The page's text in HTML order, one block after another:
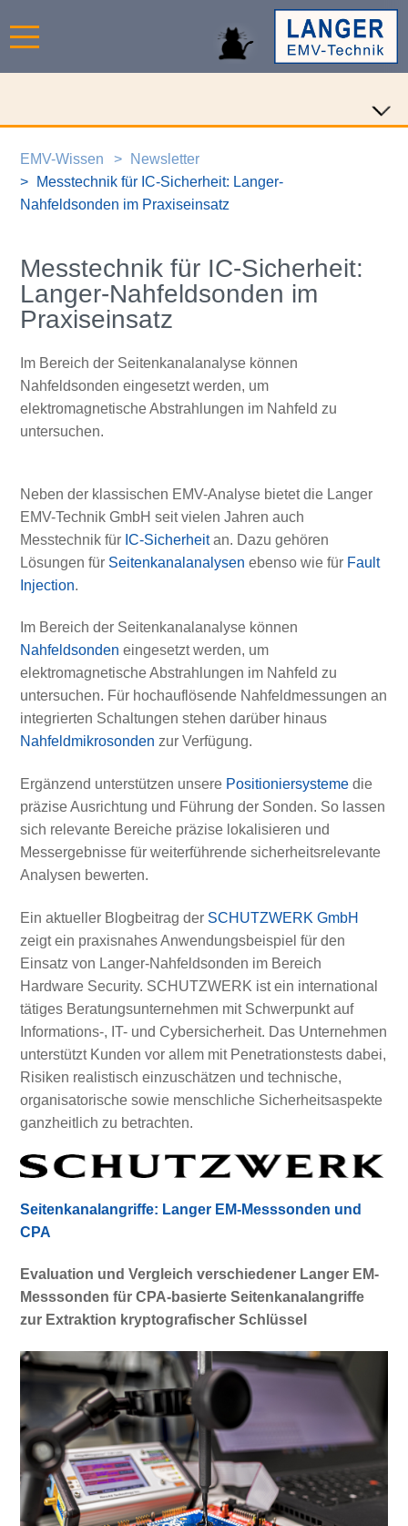
EMV-Wissen
Newsletter
Messtechnik für IC-Sicherheit: Langer-
Nahfeldsonden im Praxiseinsatz
Messtechnik für IC-Sicherheit:
Langer-Nahfeldsonden im
Praxiseinsatz
Im Bereich der Seitenkanalanalyse können
Nahfeldsonden eingesetzt werden, um
elektromagnetische Abstrahlungen im Nahfeld zu
untersuchen.
Neben der klassischen EMV-Analyse bietet die Langer
EMV-Technik GmbH seit vielen Jahren auch
Messtechnik für IC-Sicherheitan. Dazu gehören
Lösungen für Seitenkanalanalysen ebenso wie für Fault
Injection.
Im Bereich der Seitenkanalanalyse können
Nahfeldsonden eingesetzt werden, um
elektromagnetische Abstrahlungen im Nahfeld zu
untersuchen. Für hochauflösende Nahfeldmessungen an
integrierten Schaltungen stehen darüber hinaus
Nahfeldmikrosonden zur Verfügung.
Ergänzend unterstützen unsere Positioniersystemedie
präzise Ausrichtung und Führung der Sonden. So lassen
sich relevante Bereiche präzise lokalisieren und
Messergebnisse für weiterführende sicherheitsrelevante
Analysen bewerten.
Ein aktueller Blogbeitrag der SCHUTZWERK GmbH
zeigt ein praxisnahes Anwendungsbeispiel für den
Einsatz von Langer-Nahfeldsonden im Bereich
Hardware Security. SCHUTZWERK ist ein international
tätiges Beratungsunternehmen mit Schwerpunkt auf
Informations-, IT- und Cybersicherheit. Das Unternehmen
unterstützt Kunden vor allem mit Penetrationstests dabei,
Risiken realistisch einzuschätzen und technische,
organisatorische sowie menschliche Sicherheitsaspekte
ganzheitlich zu betrachten.
Seitenkanalangriffe: Langer EM-Messsonden und
CPA
Evaluation und Vergleich verschiedener Langer EM-
Messsonden für CPA-basierte Seitenkanalangriffe
zur Extraktion kryptografischer Schlüssel